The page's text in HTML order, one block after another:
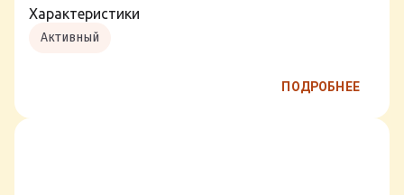
Характеристики
Активный
ПОДРОБНЕЕ